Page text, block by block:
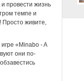
провести жизнь
темпе и
Просто живите,
«Minabo - A
они по-